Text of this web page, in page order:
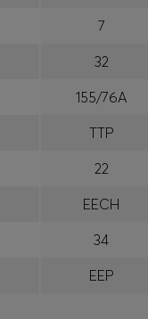
7
32
155/76A
TTP
22
EECH
34
EEP